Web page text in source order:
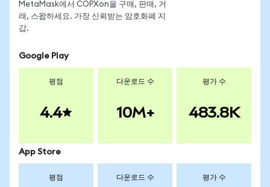
MetaMask에서 COPXon을 구매, 판매, 거
래, 스왑하세요. 가장 신뢰받는 암호화폐 지
갑.
Google Play
평점
4.4
다운로드 수
10M+
평가 수
483.8K
App Store
평점 다운로드 수 평가 수